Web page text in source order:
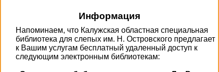
Информация
Напоминаем, что Калужская областная специальная
библиотека для слепых им. Н. Островского предлагает
к Вашим услугам бесплатный удаленный доступ к
следующим электронным библиотекам: